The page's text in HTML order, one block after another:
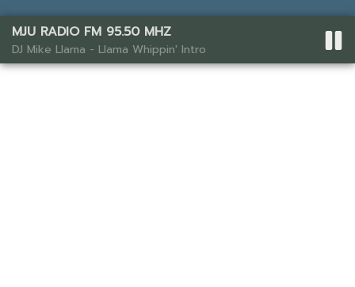
Web Template Management 2021
นโยบายการพัฒนาระบบ|ทีมพัฒนาระบบ
MJU RADIO FM 95.50 MHZ
DJ Mike Llama - Llama Whippin' Intro